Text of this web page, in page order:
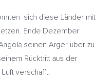
sich diese Länder mit
Ende Dezember
seinen Ärger über zu
Rücktritt aus der
verschafft.